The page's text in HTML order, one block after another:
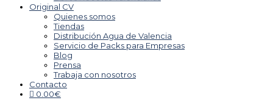
Original CV
Quienes somos
Tiendas
Distribución Agua de Valencia
Servicio de Packs para Empresas
Blog
Prensa
Trabaja con nosotros
Contacto
0.00€